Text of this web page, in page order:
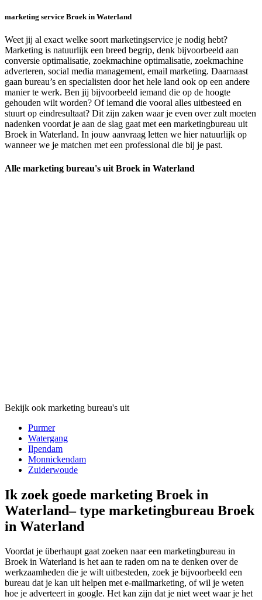
marketing service Broek in Waterland
Weet jij al exact welke soort marketingservice je nodig hebt?
Marketing is natuurlijk een breed begrip, denk bijvoorbeeld aan
conversie optimalisatie, zoekmachine optimalisatie, zoekmachine
adverteren, social media management, email marketing. Daarnaast
gaan bureau’s en specialisten door het hele land ook op een andere
manier te werk. Ben jij bijvoorbeeld iemand die op de hoogte
gehouden wilt worden? Of iemand die vooral alles uitbesteed en
stuurt op eindresultaat? Dit zijn zaken waar je even over zult moeten
nadenken voordat je aan de slag gaat met een marketingbureau uit
Broek in Waterland. In jouw aanvraag letten we hier natuurlijk op
wanneer we je matchen met een professional die bij je past.
Alle marketing bureau's uit Broek in Waterland
Bekijk ook marketing bureau's uit
Purmer
Watergang
Ilpendam
Monnickendam
Zuiderwoude
Ik zoek goede marketing Broek in
Waterland– type marketingbureau Broek
in Waterland
Voordat je überhaupt gaat zoeken naar een marketingbureau in
Broek in Waterland is het aan te raden om na te denken over de
werkzaamheden die je wilt uitbesteden, zoek je bijvoorbeeld een
bureau dat je kan uit helpen met e-mailmarketing, of wil je weten
hoe je adverteert in google. Het kan zijn dat je niet weet waar je het